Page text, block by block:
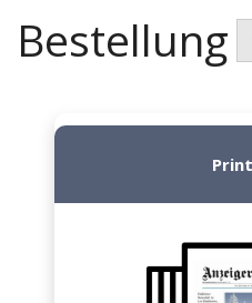
Bestellung